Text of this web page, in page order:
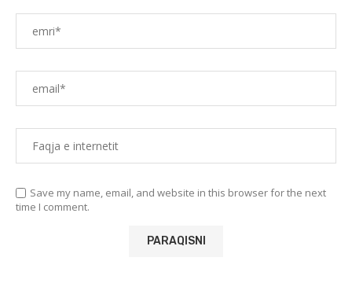
Save my name, email, and website in this browser for the next
time I comment.